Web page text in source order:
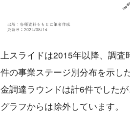
上スライドは2015年以降、調
件の事業ステージ別分布を示し
金調達ラウンドは計6件でした
グラフからは除外しています。